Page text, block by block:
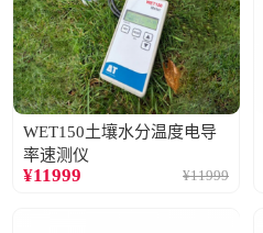
WET150土壤水分温度电导
率速测仪
¥11999 ¥11999